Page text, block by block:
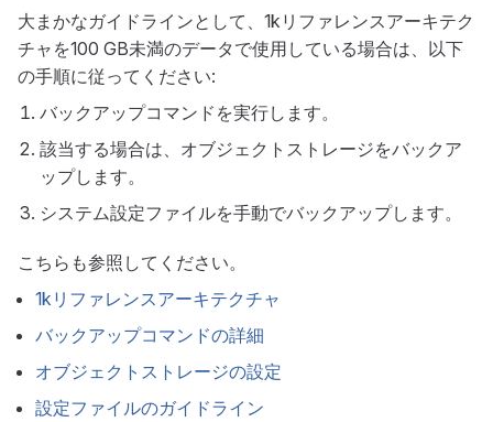
大まかなガイドラインとして、1kリファレンスアーキテク
チャを100 GB未満のデータで使用している場合は、以下
の手順に従ってください:
バックアップコマンドを実行します。
該当する場合は、オブジェクトストレージをバックア
ップします。
システム設定ファイルを手動でバックアップします。
こちらも参照してください。
1kリファレンスアーキテクチャ
バックアップコマンドの詳細
オブジェクトストレージの設定
設定ファイルのガイドライン